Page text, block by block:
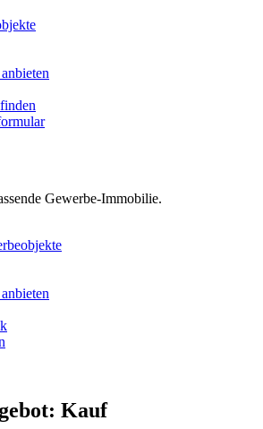
Gewerbe-Immobilie.
Kauf